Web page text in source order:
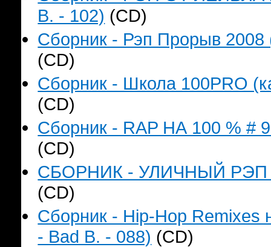
B. - 102) (CD)
Сборник - Рэп Прорыв
(CD)
Сборник - Школа 100PRO
(CD)
Сборник - RAP НА 100 % #
(CD)
СБОРНИК - УЛИЧНЫЙ РЭП
(CD)
Сборник - Hip-Hop Remixes
- Bad B. - 088) (CD)